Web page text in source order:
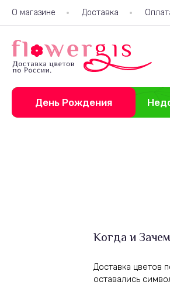
О магазине Доставка
День Рождения
Когда и
Доставка цветов
оставались